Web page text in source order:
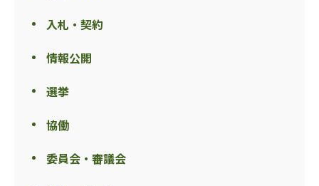
入札・契約
情報公開
選挙
協働
委員会・審議会